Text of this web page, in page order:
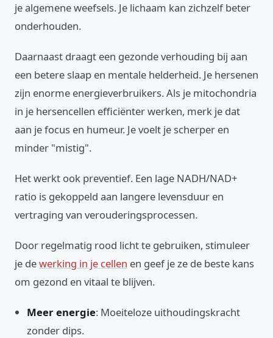
je algemene weefsels. Je lichaam kan zichzelf beter
onderhouden.
Daarnaast draagt een gezonde verhouding bij aan
een betere slaap en mentale helderheid. Je hersenen
zijn enorme energieverbruikers. Als je mitochondria
in je hersencellen efficiënter werken, merk je dat
aan je focus en humeur. Je voelt je scherper en
minder "mistig".
Het werkt ook preventief. Een lage NADH/NAD+
ratio is gekoppeld aan langere levensduur en
vertraging van verouderingsprocessen.
Door regelmatig rood licht te gebruiken, stimuleer
je dewerking in je cellen en geef je ze de beste kans
om gezond en vitaal te blijven.
Meer energie: Moeiteloze uithoudingskracht
zonder dips.